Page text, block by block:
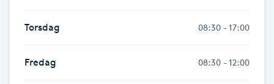
Hyaluronsyra
Hyperhidros
Torsdag 08:30 - 17:00
Fredag 08:30 - 12:00